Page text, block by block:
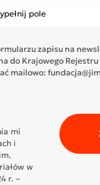
zapisu na
do Krajowego
mailowo:
mi
i
w
r. –